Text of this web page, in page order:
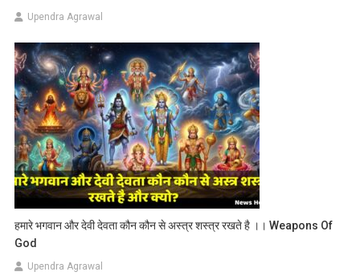
Upendra Agrawal
हमारे भगवान और देवी देवता कौन कौन से अस्त्र शस्त्र रखते है ।। Weapons Of
God
Upendra Agrawal